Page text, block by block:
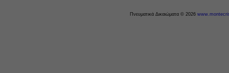
Πνευματικά Δικαιώματα © 2026